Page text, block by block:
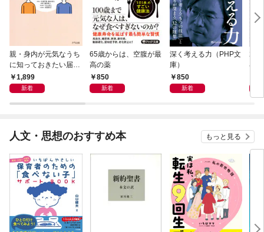
親・身内が元気なうち
に知っておきたい届
出・手続きの準備（き
ずな出版）
1,899
新着
65歳からは、空腹が最
高の薬
850
新着
深く考える力（PHP文
庫）
850
新着
20
界
人文・思想のおすすめ本 もっと見る